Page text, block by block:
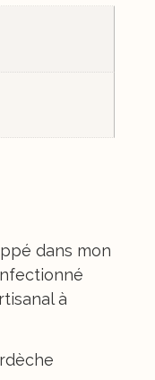
dans mon
à